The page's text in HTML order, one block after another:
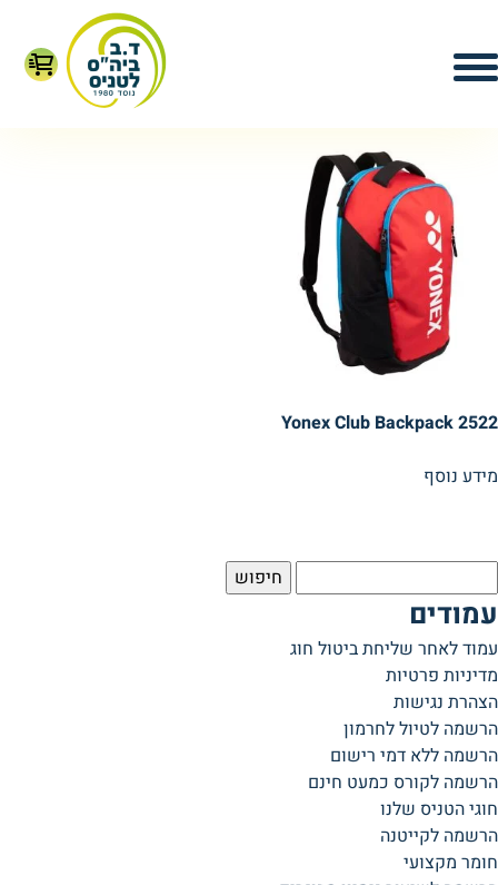
תיק ל-2 מחבטים
Yonex Club Backpack 2522
מידע נוסף
עמודים
עמוד לאחר שליחת ביטול חוג
מדיניות פרטיות
הצהרת נגישות
הרשמה לטיול לחרמון
הרשמה ללא דמי רישום
הרשמה לקורס כמעט חינם
חוגי הטניס שלנו
הרשמה לקייטנה
חומר מקצועי